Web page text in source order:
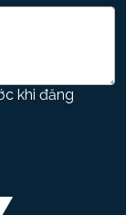
khi đăng